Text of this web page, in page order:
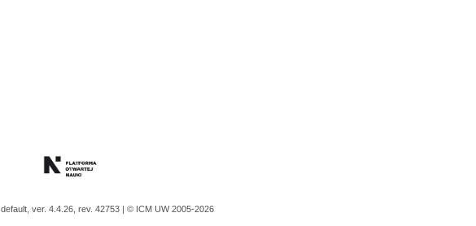
default, ver. 4.4.26, rev. 42753 | © ICM UW 2005-2026